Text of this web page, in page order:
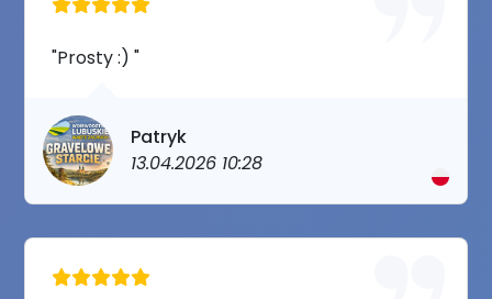
"Prosty :) "
Patryk
13.04.2026 10:28